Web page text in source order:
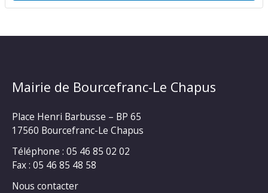
Mairie de Bourcefranc-Le Chapus
Place Henri Barbusse – BP 65
17560 Bourcefranc-Le Chapus
Téléphone : 05 46 85 02 02
Fax : 05 46 85 48 58
Nous contacter